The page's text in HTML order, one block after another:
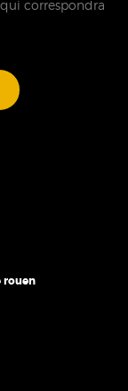
correspondra
rouen